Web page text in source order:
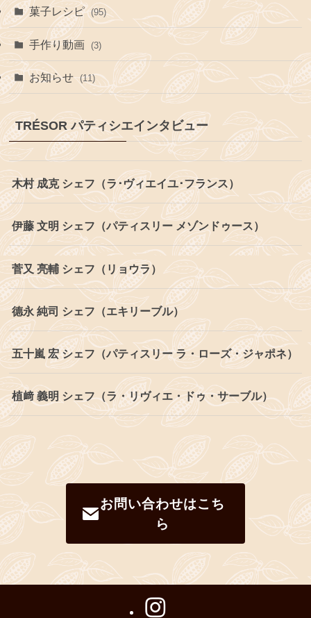
菓子レシピ (95)
手作り動画 (3)
お知らせ (11)
TRÉSOR パティシエインタビュー
木村 成克 シェフ（ラ･ヴィエイユ･フランス）
伊藤 文明 シェフ（パティスリー メゾンドゥース）
菅又 亮輔 シェフ（リョウラ）
德永 純司 シェフ（エキリーブル）
五十嵐 宏 シェフ（パティスリー ラ・ローズ・ジャポネ）
植﨑 義明 シェフ（ラ・リヴィエ・ドゥ・サーブル）
お問い合わせはこち
ら